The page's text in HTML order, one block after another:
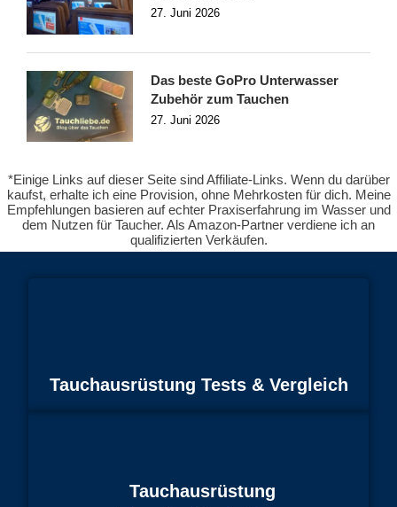
27. Juni 2026
Das beste GoPro Unterwasser
Zubehör zum Tauchen
27. Juni 2026
*Einige Links auf dieser Seite sind Affiliate-Links. Wenn du darüber
kaufst, erhalte ich eine Provision, ohne Mehrkosten für dich. Meine
Empfehlungen basieren auf echter Praxiserfahrung im Wasser und
dem Nutzen für Taucher. Als Amazon-Partner verdiene ich an
qualifizierten Verkäufen.
Tauchausrüstung Tests & Vergleich
Tauchausrüstung